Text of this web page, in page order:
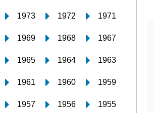
1973 1972 1971
1969 1968 1967
1965 1964 1963
1961 1960 1959
1957 1956 1955